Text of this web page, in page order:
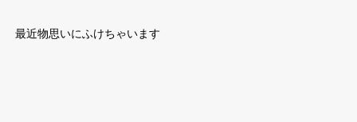
最近物思いにふけちゃいます